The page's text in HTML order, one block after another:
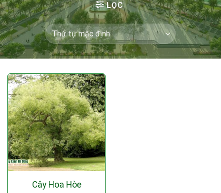
LỌC
Cây Hoa Hòe